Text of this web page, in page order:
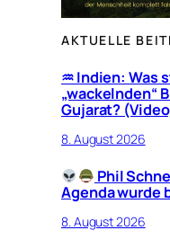
AKTUELLE
♒︎ Indien: Was
„wackelnden“
Gujarat?
8. August 2026
Phil
Agenda wurde
8. August 2026